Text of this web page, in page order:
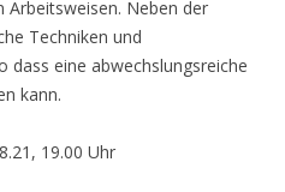
Arbeitsweisen. Neben der
Techniken und
dass eine abwechslungsreiche
kann.
19.00 Uhr